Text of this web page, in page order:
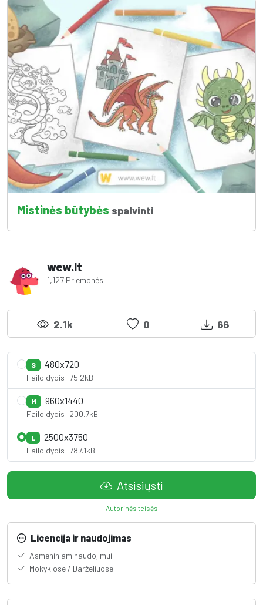
Mistinės būtybės spalvinti
wew.lt
1,127 Priemonės
2.1k 0 66
S 480x720
Failo dydis: 75.2kB
M 960x1440
Failo dydis: 200.7kB
L 2500x3750
Failo dydis: 787.1kB
Atsisiųsti
Autorinės teisės
Licencija ir naudojimas
Asmeniniam naudojimui
Mokyklose / Darželiuose